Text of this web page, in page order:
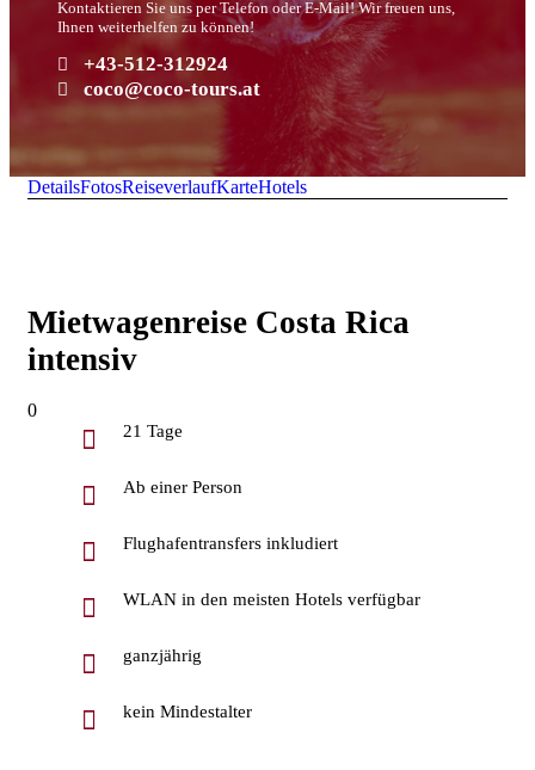
Kontaktieren Sie uns per Telefon oder E-Mail! Wir freuen uns,
Ihnen weiterhelfen zu können!
+43-512-312924
coco@coco-tours.at
DetailsFotosReiseverlaufKarteHotels
Mietwagenreise Costa Rica
intensiv
0
21 Tage
Ab einer Person
Flughafentransfers inkludiert
WLAN in den meisten Hotels verfügbar
ganzjährig
kein Mindestalter